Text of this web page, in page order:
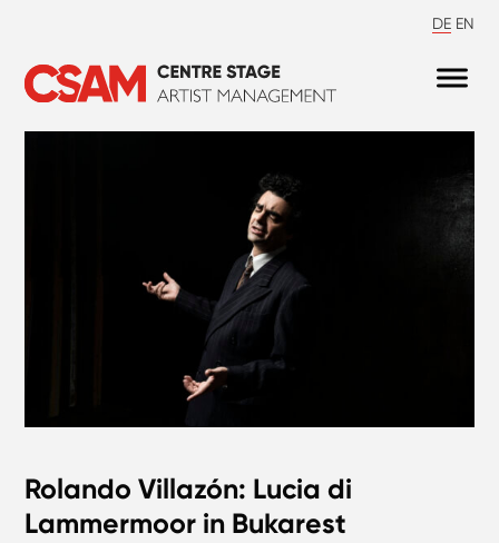
DE EN
Rolando Villazón: Lucia di
Lammermoor in Bukarest